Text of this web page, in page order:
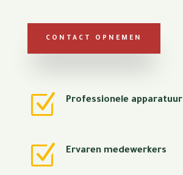
CONTACT OPNEMEN
Z Professionele apparatuur
Z Ervaren medewerkers